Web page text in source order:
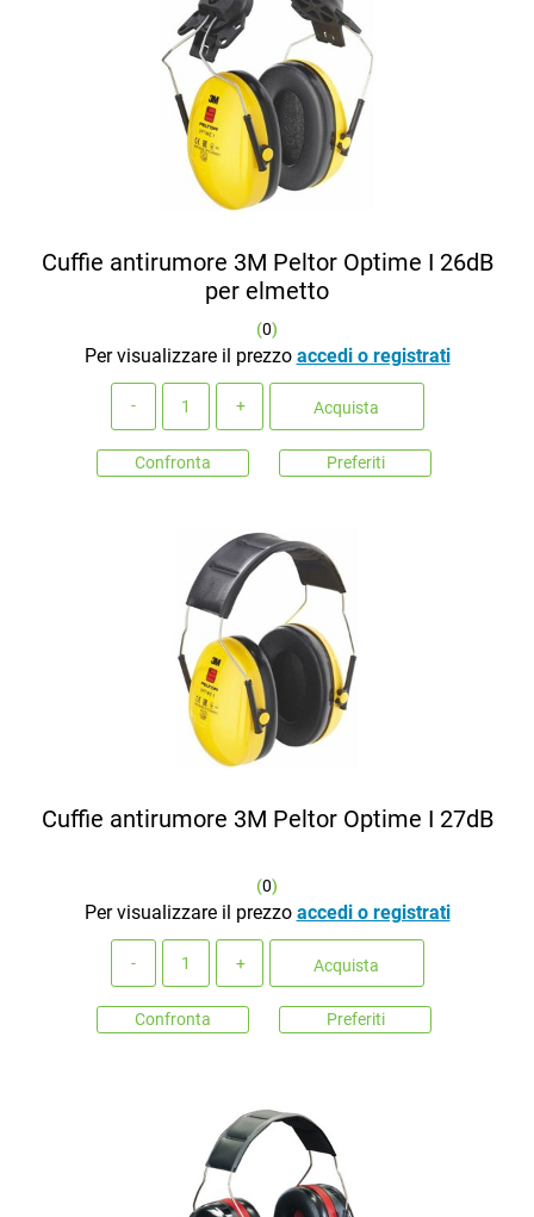
Cuffie antirumore 3M Peltor Optime I 26dB
per elmetto
(0)
Per visualizzare il prezzo accedi o registrati
Acquista
Confronta Preferiti
Cuffie antirumore 3M Peltor Optime I 27dB
(0)
Per visualizzare il prezzo accedi o registrati
Acquista
Confronta Preferiti